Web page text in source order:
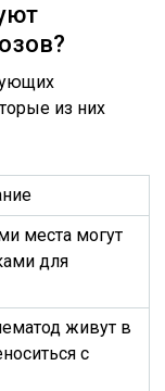
из них
места могут
для
живут в
с